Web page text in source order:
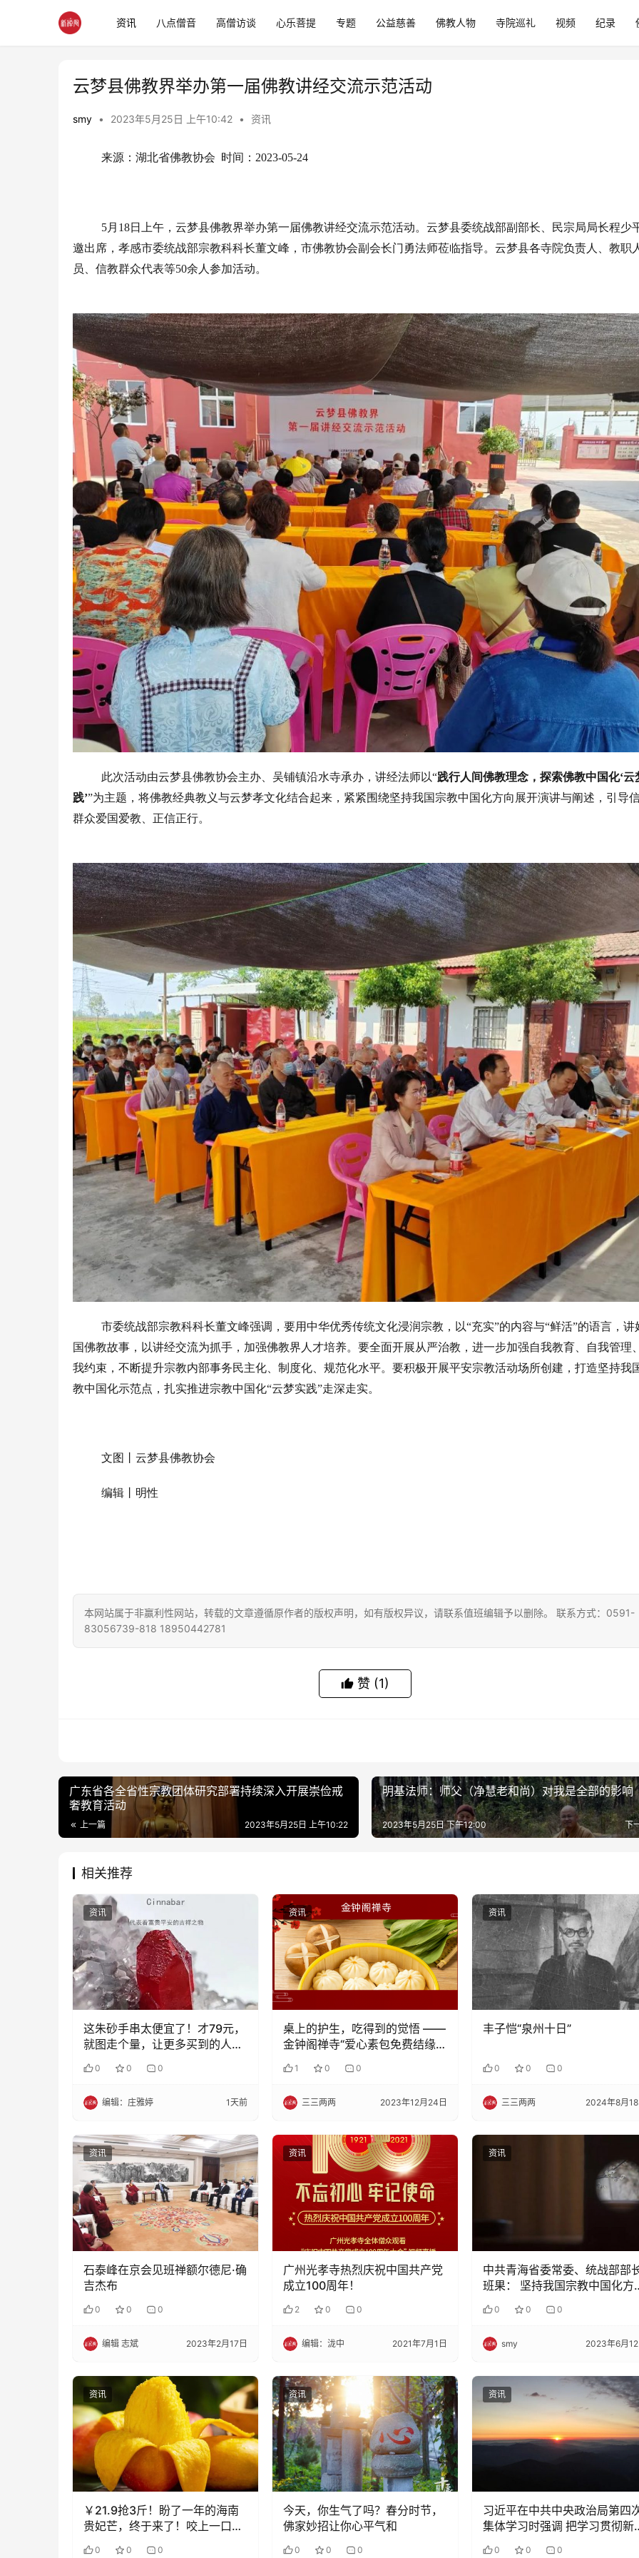
资讯 八点僧音 高僧访谈 心乐菩提 专题 公益慈善 佛教人物 寺院巡礼 视频 纪录
云梦县佛教界举办第一届佛教讲经交流示范活动
smy • 2023年5月25日 上午10:42 • 资讯
来源：湖北省佛教协会  时间：2023-05-24
5月 18日上午，云梦县佛教界举办第一届佛教讲经交流示范活动。云梦县委统战部副部长、民宗局局长程少
邀出席，孝感市委统战部宗教科科长董文峰，市佛教协会副会长门勇法师莅临指导。云梦县各寺院负责人、教职
员、信教群众代表等50余人参加活动。
此次活动由云梦县佛教协会主办、吴铺镇沿水寺承办，讲经法师以“践行人间佛教理念，探索佛教中国化‘云
践’”为主题，将佛教经典教义与云梦孝文化结合起来，紧紧围绕坚持我国宗教中国化方向展开演讲与阐述，引导
群众爱国爱教、正信正行。
市委统战部宗教科科长董文峰强调，要用中华优秀传统文化浸润宗教，以“充实”的内容与“鲜活”的语言，讲
国佛教故事，以讲经交流为抓手，加强佛教界人才培养。要全面开展从严治教，进一步加强自我教育、自我管理
我约束，不断提升宗教内部事务民主化、制度化、规范化水平。要积极开展平安宗教活动场所创建，打造坚持我
教中国化示范点，扎实推进宗教中国化“云梦实践”走深走实。
文图丨云梦县佛教协会
编辑丨明性
本网站属于非赢利性网站，转载的文章遵循原作者的版权声明，如有版权异议，请联系值班编辑予以删除。 联系方式：0591-
83056739-818 18950442781
赞 (1)
广东省各全省性宗教团体研究部署持续深入开展崇俭戒
奢教育活动
上一篇 2023年5月25日 上午10:22
明基法师：师父（净慧老和尚）对我是全部的影响
下
2023年5月25日 下午12:00
相关推荐
资讯
这朱砂手串太便宜了！才79元，
就图走个量，让更多买到的人，
好事连连，朱事吉祥！
0 0 0
编辑：庄雅婷 1天前
资讯
桌上的护生，吃得到的觉悟 ——
金钟阁禅寺“爱心素包免费结缘
计划”筹备中，充满爱和慈悲的
美味即将出炉！
1 0 0
三三两两 2023年12月24日
资讯
丰子恺“泉州十日”
0 0 0
三三两两 2024年8月
资讯
石泰峰在京会见班禅额尔德尼·确
吉杰布
0 0 0
编辑 志斌 2023年2月17日
资讯
广州光孝寺热烈庆祝中国共产党
成立100周年！
2 0 0
编辑：泷中 2021年7月1日
资讯
中共青海省委常委、统战部部
班果： 坚持我国宗教中国化方
0 0 0
smy 2023年6月
资讯
￥21.9抢3斤！盼了一年的海南
贵妃芒，终于来了！咬上一口，
鲜甜如蜜！
0 0 0
资讯
今天，你生气了吗？春分时节，
佛家妙招让你心平气和
0 0 0
资讯
习近平在中共中央政治局第四
集体学习时强调 把学习贯彻新
代中国特色社会主义思想不断
0 0 0